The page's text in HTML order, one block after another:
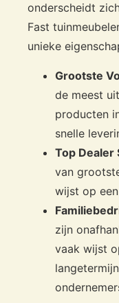
onderscheidt
Fast
unieke
Grootste
de meest
producten
snelle
Top Dealer
van
wijst op
zijn
vaak wijst